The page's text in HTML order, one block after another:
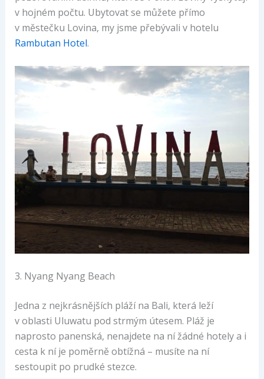
v hojném počtu. Ubytovat se můžete přímo
v městečku Lovina, my jsme přebývali v hotelu
Rambutan Hotel.
3. Nyang Nyang Beach
Jedna z nejkrásnějších pláží na Bali, která leží
v oblasti Uluwatu pod strmým útesem. Pláž je
naprosto panenská, nenajdete na ní žádné hotely a i
cesta k ní je poměrně obtížná – musíte na ní
sestoupit po prudké stezce.